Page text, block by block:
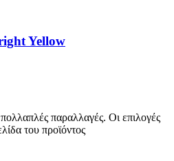
Yellow
παραλλαγές. Οι επιλογές
του προϊόντος